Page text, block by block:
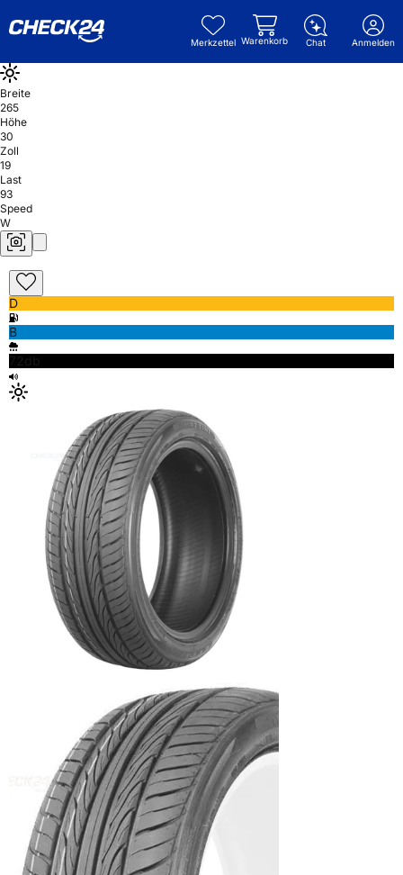
Merkzettel Warenkorb Chat Anmelden
Breite
265
Höhe
30
Zoll
19
Last
93
Speed
W
D
B
72db